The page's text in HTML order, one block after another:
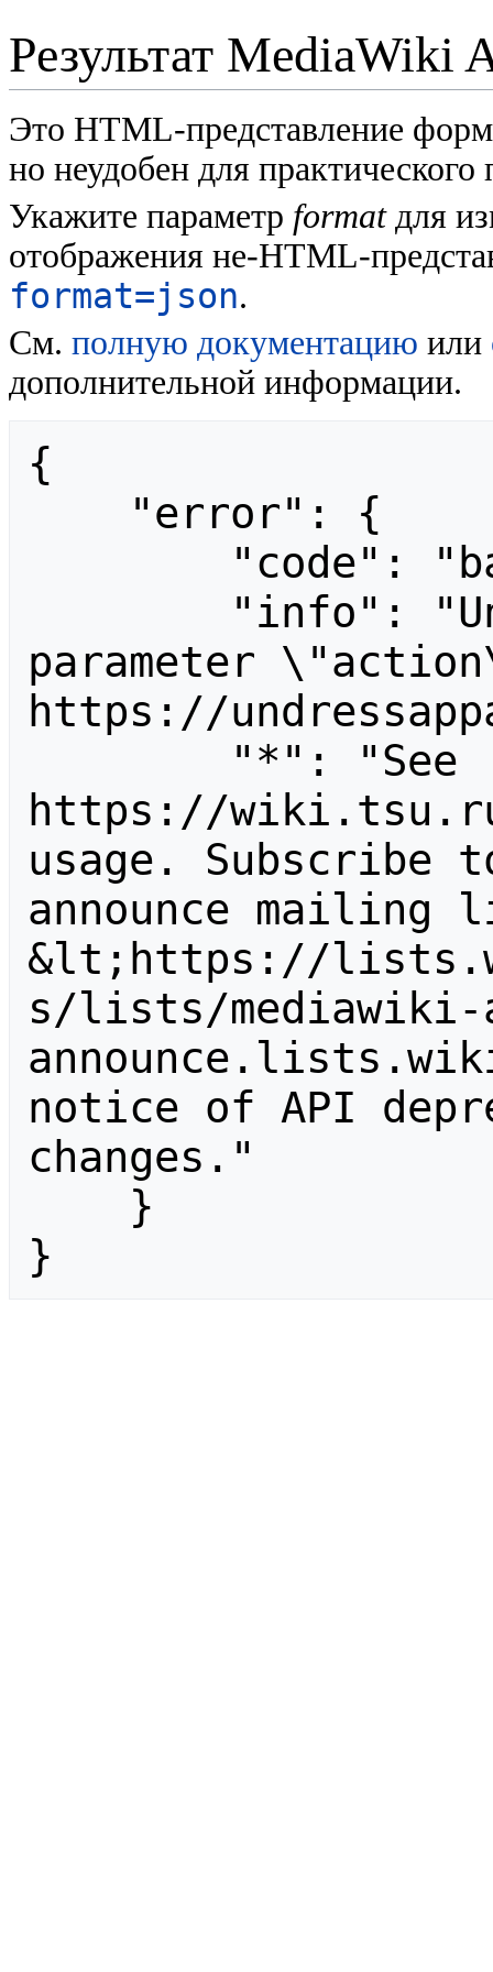
Результат MediaWiki
Это HTML-представление
но неудобен для
Укажите параметр formatдля
отображения не-HTML-
format=json.
См. полную документацию или
дополнительной информации.
{
parameter
https://
https://
usage. Subscribe
announce
&lt;https://
s/lists/
notice of API
changes."
}